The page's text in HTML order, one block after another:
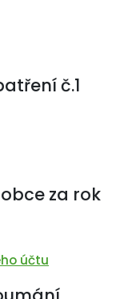
č.1
za rok
účtu